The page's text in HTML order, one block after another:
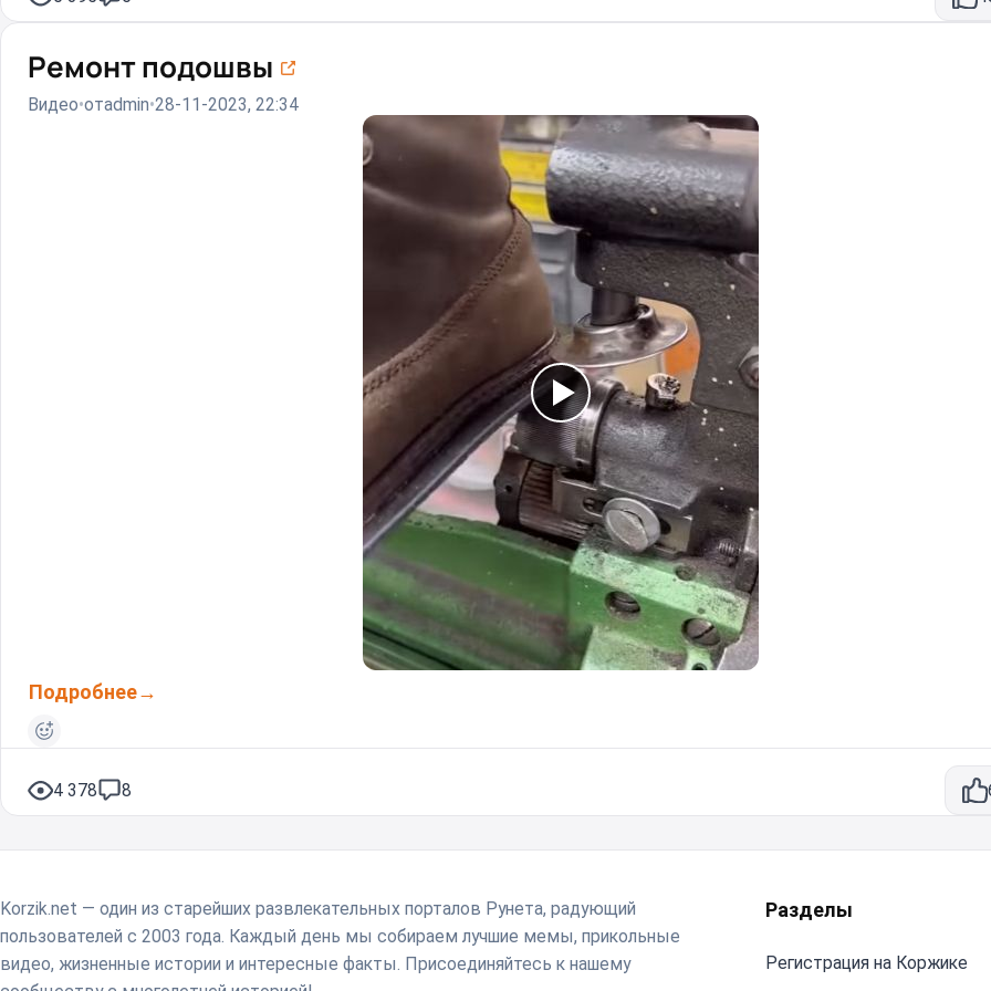
Ремонт подошвы⁠⁠
Видео отadmin 28-11-2023, 22:34
Подробнее
4 378 8
Korzik.net — один из старейших развлекательных порталов Рунета, радующий
пользователей с 2003 года. Каждый день мы собираем лучшие мемы, прикольные
видео, жизненные истории и интересные факты. Присоединяйтесь к нашему
Разделы
Регистрация на Коржике